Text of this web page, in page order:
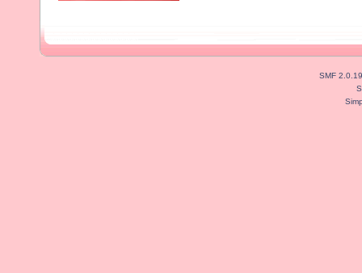
SMF 2.0.19